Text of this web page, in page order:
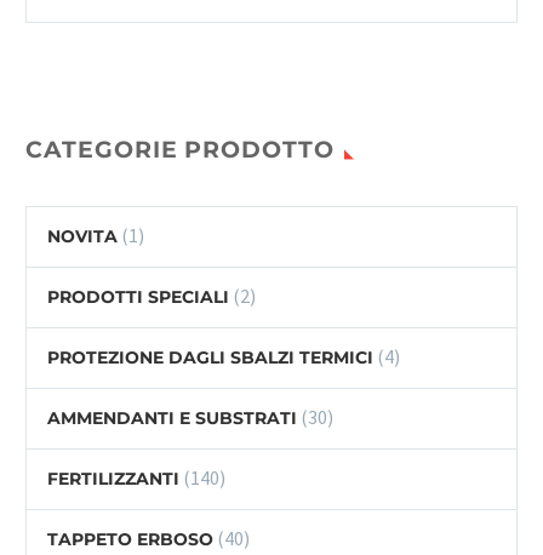
CATEGORIE PRODOTTO
NOVITA (1)
PRODOTTI SPECIALI (2)
PROTEZIONE DAGLI SBALZI TERMICI (4)
AMMENDANTI E SUBSTRATI (30)
FERTILIZZANTI (140)
TAPPETO ERBOSO (40)